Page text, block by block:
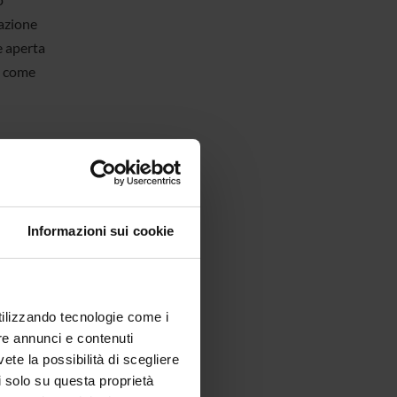
Informazioni sui cookie
tecnologie come i
annunci e contenuti
la possibilità di scegliere
su questa proprietà
aperta
dalla